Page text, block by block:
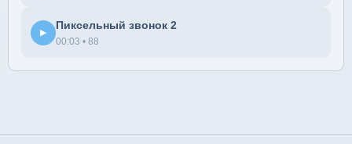
▶
Пиксельный звонок 2
00:03 • 88